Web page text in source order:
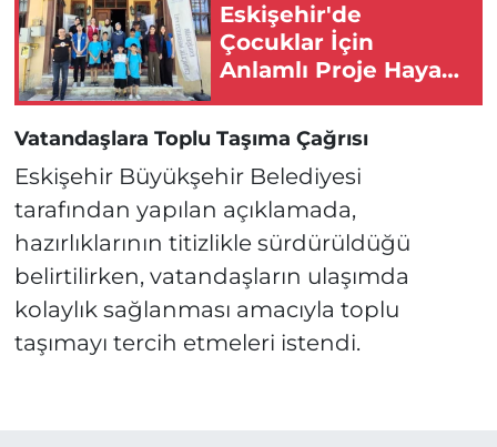
Eskişehir'de
Çocuklar İçin
Anlamlı Proje Hayata
Vatandaşlara Toplu Taşıma Çağrısı
Eskişehir Büyükşehir Belediyesi
tarafından yapılan açıklamada,
hazırlıklarının titizlikle sürdürüldüğü
belirtilirken, vatandaşların ulaşımda
kolaylık sağlanması amacıyla toplu
taşımayı tercih etmeleri istendi.